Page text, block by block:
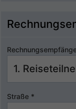
Straße *